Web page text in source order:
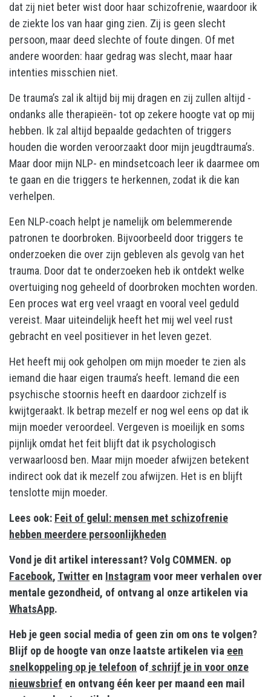
dat zij niet beter wist door haar schizofrenie, waardoor ik
de ziekte los van haar ging zien. Zij is geen slecht
persoon, maar deed slechte of foute dingen. Of met
andere woorden: haar gedrag was slecht, maar haar
intenties misschien niet.
De trauma’s zal ik altijd bij mij dragen en zij zullen altijd -
ondanks alle therapieën- tot op zekere hoogte vat op mij
hebben. Ik zal altijd bepaalde gedachten of triggers
houden die worden veroorzaakt door mijn jeugdtrauma’s.
Maar door mijn NLP- en mindsetcoach leer ik daarmee om
te gaan en die triggers te herkennen, zodat ik die kan
verhelpen.
Een NLP-coach helpt je namelijk om belemmerende
patronen te doorbroken. Bijvoorbeeld door triggers te
onderzoeken die over zijn gebleven als gevolg van het
trauma. Door dat te onderzoeken heb ik ontdekt welke
overtuiging nog geheeld of doorbroken mochten worden.
Een proces wat erg veel vraagt en vooral veel geduld
vereist. Maar uiteindelijk heeft het mij wel veel rust
gebracht en veel positiever in het leven gezet.
Het heeft mij ook geholpen om mijn moeder te zien als
iemand die haar eigen trauma’s heeft. Iemand die een
psychische stoornis heeft en daardoor zichzelf is
kwijtgeraakt. Ik betrap mezelf er nog wel eens op dat ik
mijn moeder veroordeel. Vergeven is moeilijk en soms
pijnlijk omdat het feit blijft dat ik psychologisch
verwaarloosd ben. Maar mijn moeder afwijzen betekent
indirect ook dat ik mezelf zou afwijzen. Het is en blijft
tenslotte mijn moeder.
Lees ook: Feit of gelul: mensen met schizofrenie
hebben meerdere persoonlijkheden
Vond je dit artikel interessant? Volg COMMEN. op
Facebook, Twitter en Instagramvoor meer verhalen over
mentale gezondheid, of ontvang al onze artikelen via
WhatsApp.
Heb je geen social media of geen zin om ons te volgen?
Blijf op de hoogte van onze laatste artikelen via een
snelkoppeling op je telefoon of schrijf je in voor onze
nieuwsbrief en ontvang één keer per maand een mail